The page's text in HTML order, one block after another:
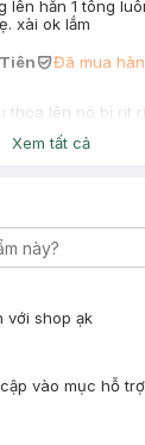
lên hẳn 1 tông
xài ok lắm
Đã mua
thoa lên nó bị rít
chất kem không
Xem tất cả
với shop ạk
vào mục hỗ